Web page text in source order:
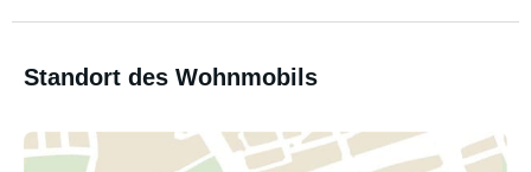
Standort des Wohnmobils